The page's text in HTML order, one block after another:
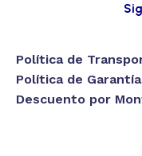
Política de
Política de
Descuento por